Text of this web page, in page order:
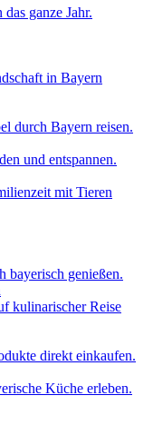
das ganze Jahr.
in Bayern
durch Bayern reisen.
und entspannen.
mit Tieren
bayerisch genießen.
kulinarischer Reise
direkt einkaufen.
Küche erleben.